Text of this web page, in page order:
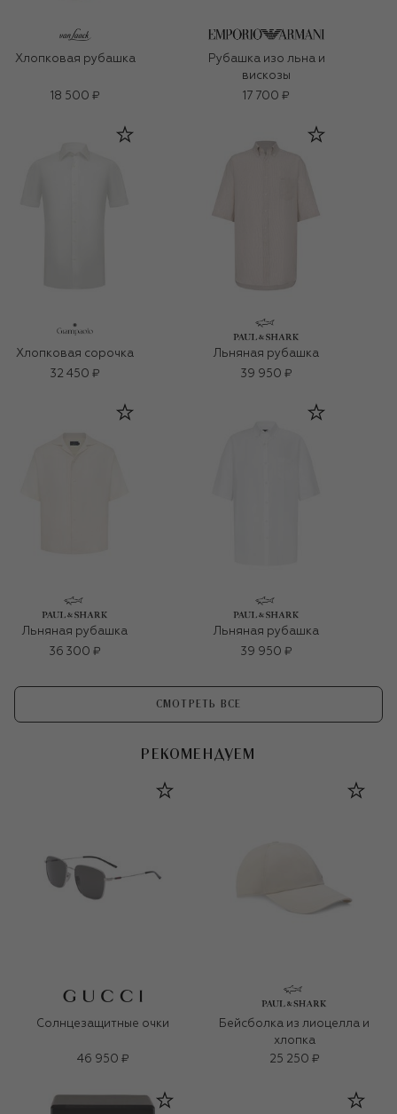
Хлопковая рубашка
18 500 ₽
Рубашка изо льна и
вискозы
17 700 ₽
Хлопковая сорочка
32 450 ₽
Льняная рубашка
39 950 ₽
Льняная рубашка
36 300 ₽
Льняная рубашка
39 950 ₽
СМОТРЕТЬ ВСЕ
РЕКОМЕНДУЕМ
Солнцезащитные очки
46 950 ₽
Бейсболка из лиоцелла и
хлопка
25 250 ₽